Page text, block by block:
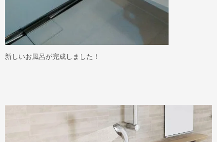
新しいお風呂が完成しました！